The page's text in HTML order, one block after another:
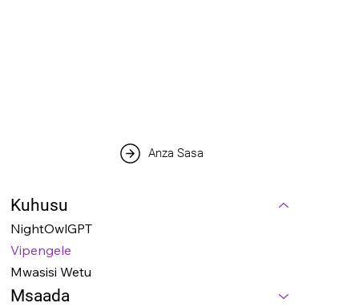
Anza Sasa
Kuhusu
NightOwlGPT
Vipengele
Mwasisi Wetu
Msaada